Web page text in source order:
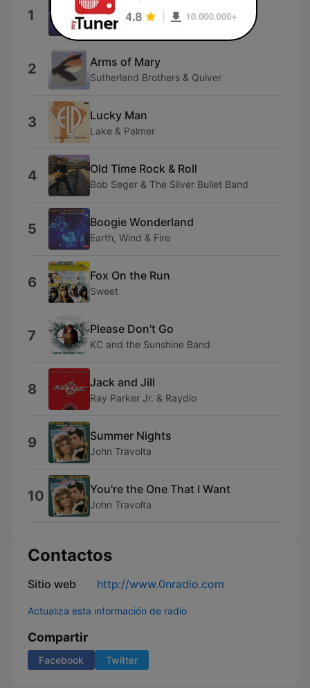
1 Fantasy
Earth, Wind & Fire
2 Arms of Mary
Sutherland Brothers & Quiver
3 Lucky Man
Lake & Palmer
4 Old Time Rock & Roll
Bob Seger & The Silver Bullet Band
5 Boogie Wonderland
Earth, Wind & Fire
6 Fox On the Run
Sweet
7 Please Don't Go
KC and the Sunshine Band
8 Jack and Jill
Ray Parker Jr. & Raydio
9 Summer Nights
John Travolta
10 You're the One That I Want
John Travolta
Contactos
Sitio web http://www.0nradio.com
Actualiza esta información de radio
Compartir
Facebook Twitter